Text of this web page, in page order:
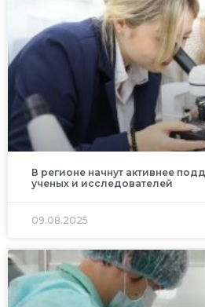
В регионе начнут активнее
ученых и исследователей
09.08.2025